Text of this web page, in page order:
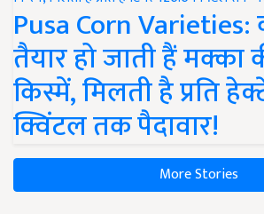
Pusa Corn
तैयार हो जाती हैं मक्का
किस्में, मिलती है प्रति
क्विंटल तक पैदावार!
More Stories